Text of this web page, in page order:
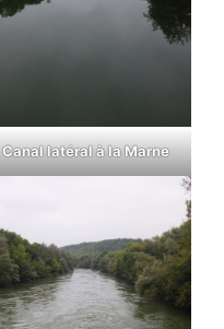
Canal latéral à la Marne